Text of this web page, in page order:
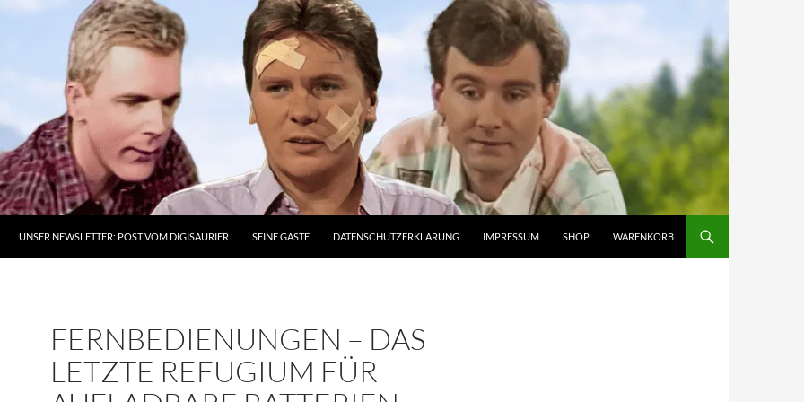
UNSER NEWSLETTER: POST VOM DIGISAURIER SEINE GÄSTE DATENSCHUTZERKLÄRUNG IMPRESSUM SHOP WARENKORB
FERNBEDIENUNGEN – DAS
LETZTE REFUGIUM FÜR